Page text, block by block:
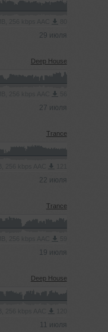
29 июля
Deep House
27 июля
Trance
22 июля
Trance
19 июля
Deep House
11 июля